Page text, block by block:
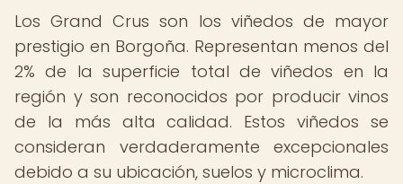
Los Grand Crus son los viñedos de mayor
prestigio en Borgoña. Representan menos del
2% de la superficie total de viñedos en la
región y son reconocidos por producir vinos
de la más alta calidad. Estos viñedos se
consideran verdaderamente excepcionales
debido a su ubicación, suelos y microclima.